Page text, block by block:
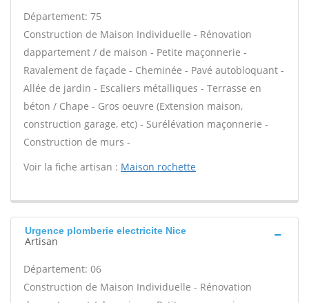
Département: 75
Construction de Maison Individuelle - Rénovation
dappartement / de maison - Petite maçonnerie -
Ravalement de façade - Cheminée - Pavé autobloquant -
Allée de jardin - Escaliers métalliques - Terrasse en
béton / Chape - Gros oeuvre (Extension maison,
construction garage, etc) - Surélévation maçonnerie -
Construction de murs -
Voir la fiche artisan : Maison rochette
Urgence plomberie electricite Nice
Artisan
Département: 06
Construction de Maison Individuelle - Rénovation